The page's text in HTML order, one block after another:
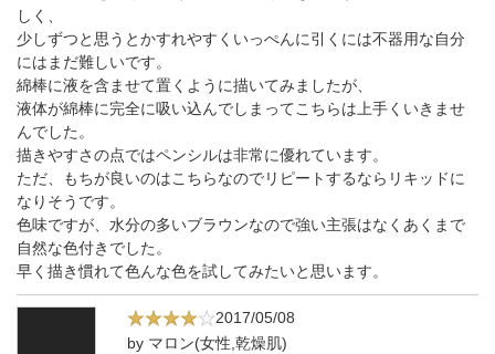
しく、
少しずつと思うとかすれやすくいっぺんに引くには不器用な自分
にはまだ難しいです。
綿棒に液を含ませて置くように描いてみましたが、
液体が綿棒に完全に吸い込んでしまってこちらは上手くいきませ
んでした。
描きやすさの点ではペンシルは非常に優れています。
ただ、もちが良いのはこちらなのでリピートするならリキッドに
なりそうです。
色味ですが、水分の多いブラウンなので強い主張はなくあくまで
自然な色付きでした。
早く描き慣れて色んな色を試してみたいと思います。
2017/05/08
by マロン(女性,乾燥肌)